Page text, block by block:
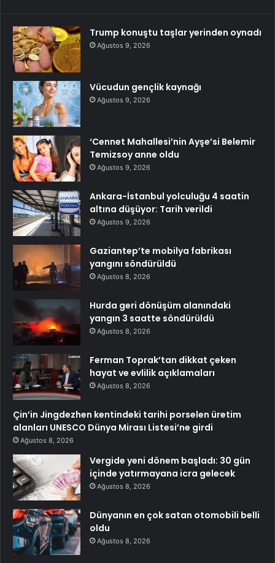
Trump konuştu taşlar yerinden oynadı
Ağustos 9, 2026
Vücudun gençlik kaynağı
Ağustos 9, 2026
‘Cennet Mahallesi’nin Ayşe’si Belemir
Temizsoy anne oldu
Ağustos 9, 2026
Ankara-İstanbul yolculuğu 4 saatin
altına düşüyor: Tarih verildi
Ağustos 9, 2026
Gaziantep’te mobilya fabrikası
yangını söndürüldü
Ağustos 8, 2026
Hurda geri dönüşüm alanındaki
yangın 3 saatte söndürüldü
Ağustos 8, 2026
Ferman Toprak’tan dikkat çeken
hayat ve evlilik açıklamaları
Ağustos 8, 2026
Çin’in Jingdezhen kentindeki tarihi porselen üretim
alanları UNESCO Dünya Mirası Listesi’ne girdi
Ağustos 8, 2026
Vergide yeni dönem başladı: 30 gün
içinde yatırmayana icra gelecek
Ağustos 8, 2026
Dünyanın en çok satan otomobili belli
oldu
Ağustos 8, 2026